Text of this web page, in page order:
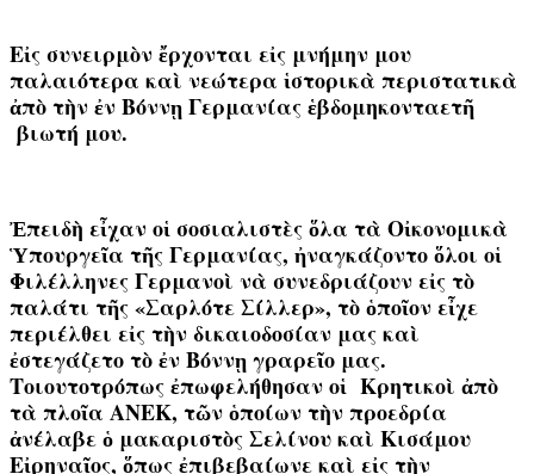
Εἰς συνειρμὸν ἔρχονται εἰς μνήμην μου
παλαιότερα καὶ νεώτερα ἱστορικὰ περιστατικὰ
ἀπὸ τὴν ἐν Βόννῃ Γερμανίας ἑβδομηκονταετῆ
βιωτή μου.
Ἐπειδὴ εἶχαν οἱ σοσιαλιστὲς ὅλα τὰ Οἰκονομικὰ
Ὑπουργεῖα τῆς Γερμανίας, ἠναγκάζοντο ὅλοι οἱ
Φιλέλληνες Γερμανοὶ νὰ συνεδριάζουνεἰς τὸ
παλάτι τῆς «Σαρλότε Σίλλερ», τὸ ὁποῖον εἶχε
περιέλθει εἰς τὴν δικαιοδοσίαν μας καὶ
ἐστεγάζετο τὸ ἐν Βόννῃ γραρεῖο μας.
Τοιουτοτρόπως ἐπωφελήθησαν οἱ Κρητικοὶ ἀπὸ
τὰ πλοῖα ANEK, τῶν ὁποίων τὴν προεδρία
ἀνέλαβε ὁ μακαριστὸς Σελίνου καὶ Κισάμου
Εἰρηναῖος, ὅπως ἐπιβεβαίωνε καὶ εἰς τὴν